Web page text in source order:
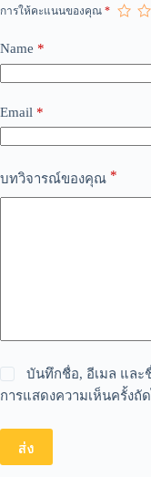
การให้คะแนนของคุณ *
Name *
Email *
บทวิจารณ์ของคุณ *
บันทึกชื่อ, อีเมล และ
การแสดงความเห็นครั้งถัด
ส่ง
r
a
t
e
: